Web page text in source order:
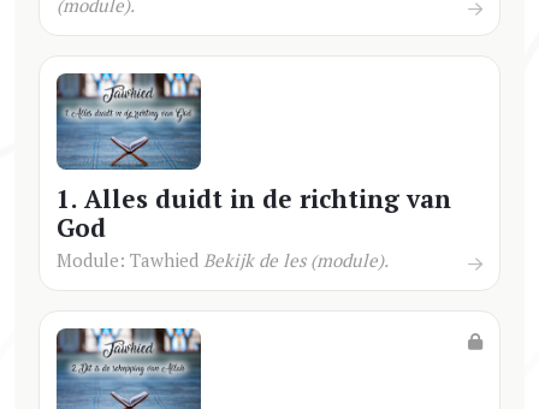
1. Alles duidt in de richting van
God
Module: Tawhied Bekijk de les (module).